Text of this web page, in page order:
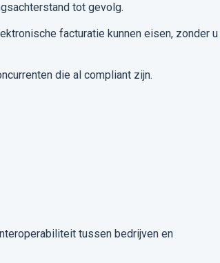
tot gevolg.
facturatie kunnen eisen, zonder u
die al compliant zijn.
tussen bedrijven en